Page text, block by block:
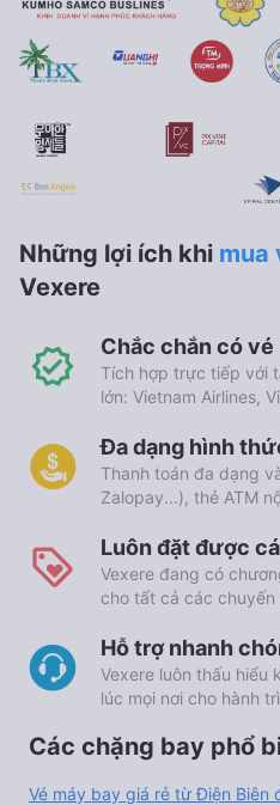
Những lợi ích khi mua
Vexere
Chắc chắn có vé
Tích hợp trực tiếp với
lớn: Vietnam Airlines,
Đa dạng hình
Thanh toán đa dạng
Zalopay...), thẻ ATM
Luôn đặt được
Vexere đang có
cho tất cả các
Hỗ trợ nhanh
Vexere luôn thấu hiểu
lúc mọi nơi cho hành
Các chặng bay phổ
Vé máy bay giá rẻ từ Điện Biên